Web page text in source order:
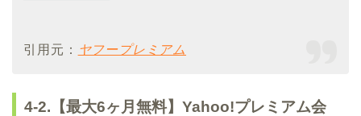
引用元： ヤフープレミアム
4-2.【最大6ヶ月無料】Yahoo!プレミアム会